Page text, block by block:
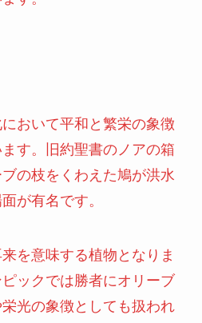
おいて平和と繁栄の象徴
す。旧約聖書のノアの箱
の枝をくわえた鳩が洪水
が有名です。
を意味する植物となりま
ックでは勝者にオリーブ
光の象徴としても扱われ